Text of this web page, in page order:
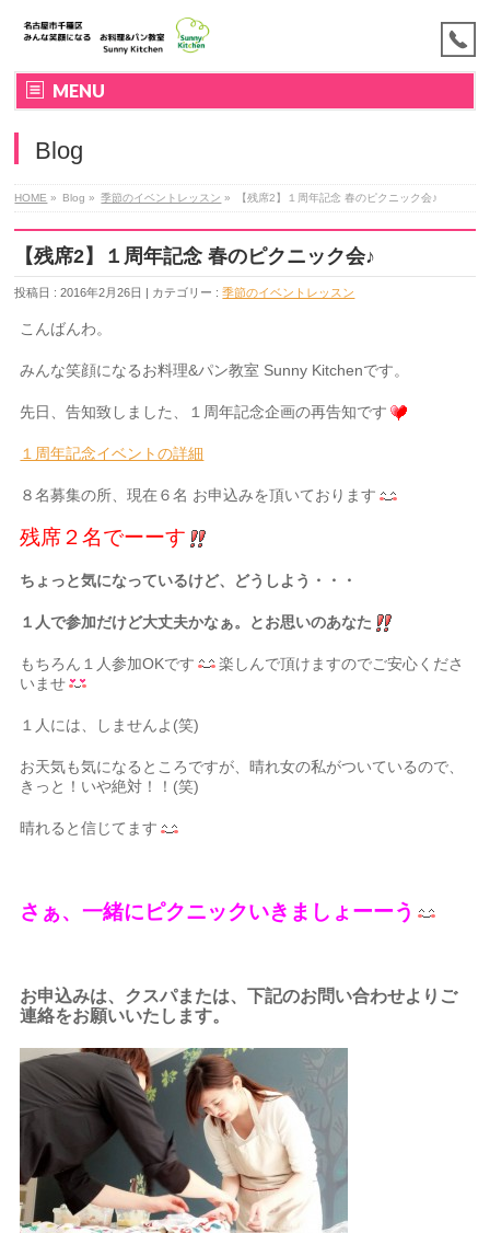
MENU
Blog
HOME » Blog » 季節のイベントレッスン » 【残席2】１周年記念 春のピクニック会♪
【残席2】１周年記念 春のピクニック会♪
投稿日 : 2016年2月26日 | カテゴリー :季節のイベントレッスン
こんばんわ。
みんな笑顔になるお料理&パン教室 Sunny Kitchenです。
先日、告知致しました、１周年記念企画の再告知です
１周年記念イベントの詳細
８名募集の所、現在６名 お申込みを頂いております
残席２名でーーす
ちょっと気になっているけど、どうしよう・・・
１人で参加だけど大丈夫かなぁ。とお思いのあなた
もちろん１人参加OKです
楽しんで頂けますのでご安心くださ
いませ
１人には、しませんよ(笑)
お天気も気になるところですが、晴れ女の私がついているので、
きっと！いや絶対！！(笑)
晴れると信じてます
さぁ、一緒にピクニックいきましょーーう
お申込みは、クスパまたは、下記のお問い合わせよりご
連絡をお願いいたします。